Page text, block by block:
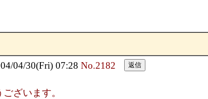
04/30(Fri) 07:28 No.2182
ざいます。